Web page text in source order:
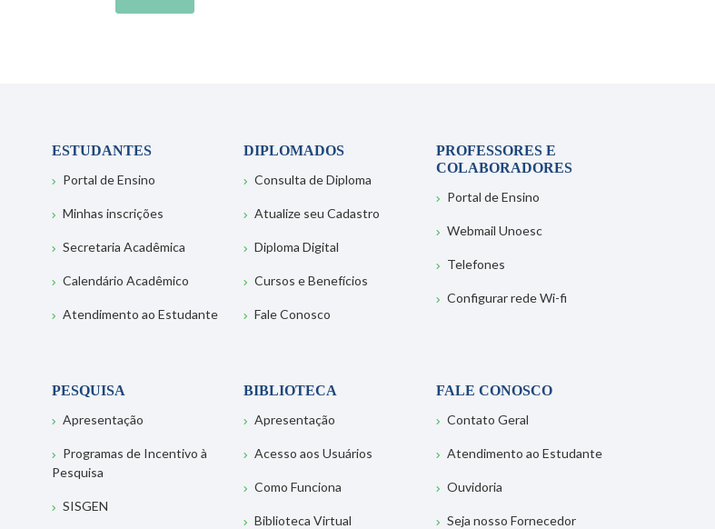
ESTUDANTES
Portal de Ensino
Minhas inscrições
Secretaria Acadêmica
Calendário Acadêmico
Atendimento ao Estudante
DIPLOMADOS
Consulta de Diploma
Atualize seu Cadastro
Diploma Digital
Cursos e Benefícios
Fale Conosco
PROFESSORES E
COLABORADORES
Portal de Ensino
Webmail Unoesc
Telefones
Configurar rede Wi-fi
PESQUISA
Apresentação
Programas de Incentivo à
Pesquisa
SISGEN
BIBLIOTECA
Apresentação
Acesso aos Usuários
Como Funciona
Biblioteca Virtual
FALE CONOSCO
Contato Geral
Atendimento ao Estudante
Ouvidoria
Seja nosso Fornecedor